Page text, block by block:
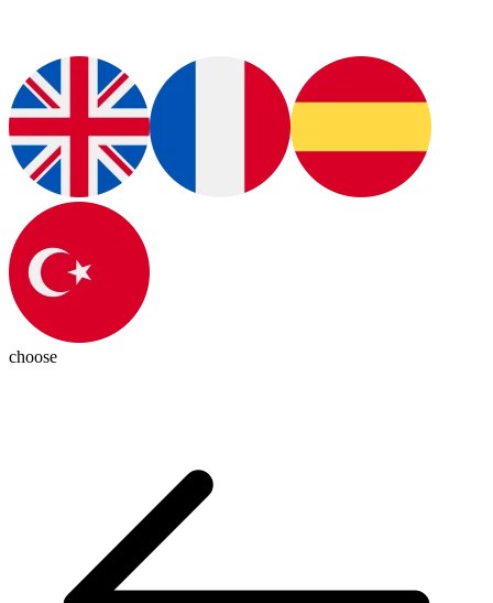
choose